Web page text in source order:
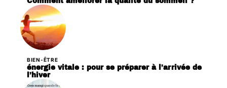
BIEN-ÊTRE
énergie vitale : pour se préparer à l’arrivée de
l’hiver